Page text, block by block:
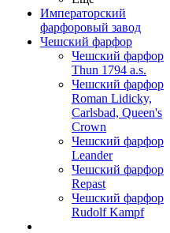
Императорский
фарфоровый завод
Чешский фарфор
Чешский фарфор
Thun 1794 a.s.
Чешский фарфор
Roman Lidicky,
Carlsbad, Queen's
Crown
Чешский фарфор
Leander
Чешский фарфор
Repast
Чешский фарфор
Rudolf Kampf